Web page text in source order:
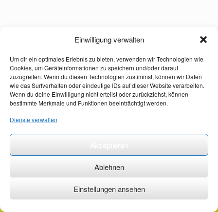
Einwilligung verwalten
Um dir ein optimales Erlebnis zu bieten, verwenden wir Technologien wie
Cookies, um Geräteinformationen zu speichern und/oder darauf
zuzugreifen. Wenn du diesen Technologien zustimmst, können wir Daten
wie das Surfverhalten oder eindeutige IDs auf dieser Website verarbeiten.
Wenn du deine Einwilligung nicht erteilst oder zurückziehst, können
bestimmte Merkmale und Funktionen beeinträchtigt werden.
Dienste verwalten
Ablehnen
Einstellungen ansehen
©2026 ·erstehilfekurs-mauch.de ·AGB ·Datenschutzerklärung ·Impressum ·